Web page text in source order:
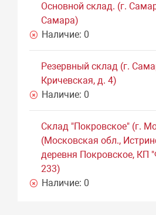
Основной склад. (г.
Самара)
Наличие: 0
Резервный склад (г.
Кричевская, д. 4)
Наличие: 0
Склад "Покровское" (г.
(Московская обл.,
деревня Покровское, КП
233)
Наличие: 0